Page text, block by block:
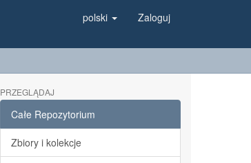
polski Zaloguj
PRZEGLĄDAJ
Całe Repozytorium
Zbiory i kolekcje